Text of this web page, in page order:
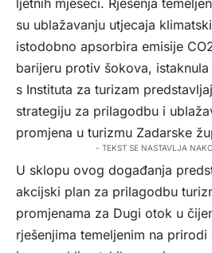
ljetnih mjeseci. Rješenja
su ublažavanju utjecaja
istodobno apsorbira emisije
barijeru protiv šokova,
s Instituta za turizam
strategiju za prilagodbu i
promjena u turizmu Zadarske
- TEKST SE NASTAVLJA
U sklopu ovog događanja
akcijski plan za prilagodbu
promjenama za Dugi otok u
rješenjima temeljenim na